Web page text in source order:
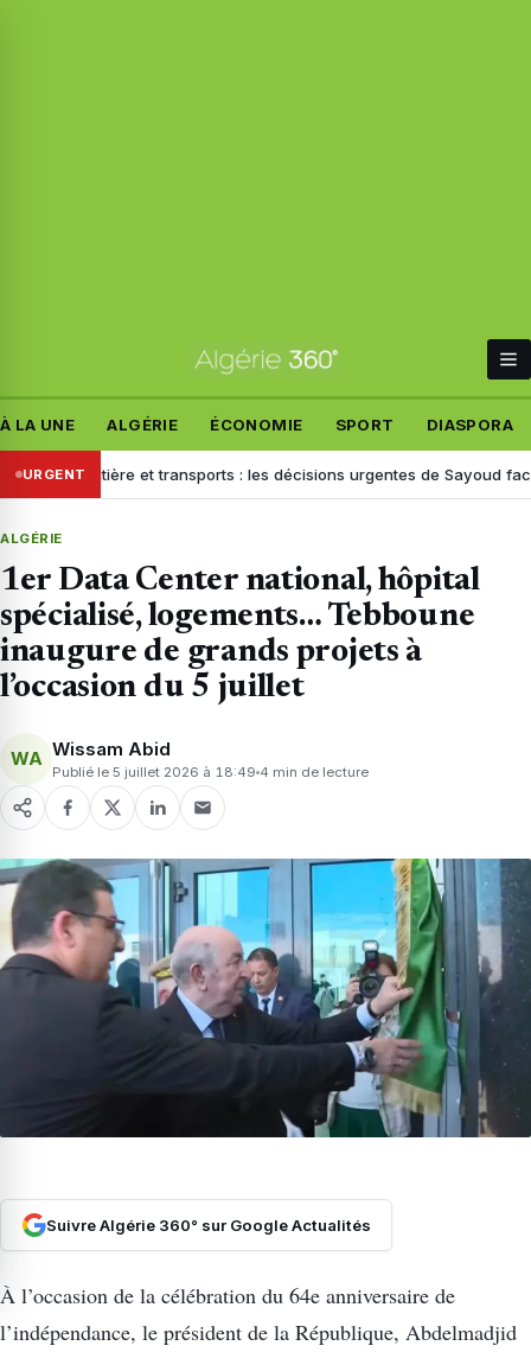
À LA UNE ALGÉRIE ÉCONOMIE SPORT DIASPORA
URGENTet transports : les décisions urgentes de Sayoud face aux
ALGÉRIE
1er Data Center national, hôpital
spécialisé, logements… Tebboune
inaugure de grands projets à
l’occasion du 5 juillet
WA Wissam Abid
Publié le 5 juillet 2026 à 18:49 4 min de lecture
Suivre Algérie 360° sur Google Actualités
À l’occasion de la célébration du 64e anniversaire de
l’indépendance, le président de la République, Abdelmadjid